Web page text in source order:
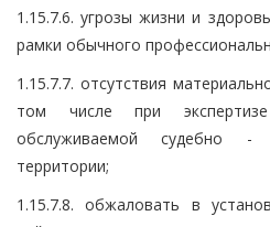
1.15.7.6. угрозы жизни и
рамки обычного
1.15.7.7. отсутствия
том числе при
обслуживаемой судебно -
территории;
1.15.7.8. обжаловать в